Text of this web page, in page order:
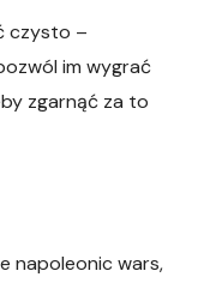
czysto –
im wygrać
zgarnąć za to
napoleonic wars,